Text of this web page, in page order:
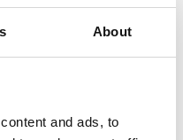
About
and ads, to